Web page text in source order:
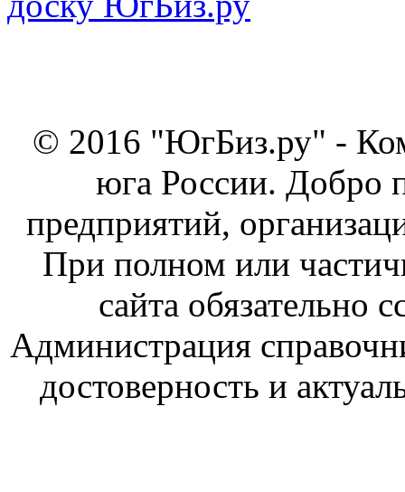
© 2016 "ЮгБиз.ру" -
юга России. Добро
предприятий,
При полном или
сайта обязательно
Администрация
достоверность и